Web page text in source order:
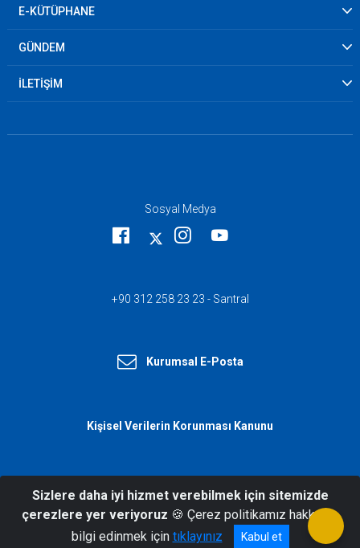
E-KÜTÜPHANE
GÜNDEM
İLETİŞİM
Sosyal Medya
+90 312 258 23 23 - Santral
Kurumsal E-Posta
Kişisel Verilerin Korunması Kanunu
© 2026 T.C. İçişleri Bakanlığı Afet ve
Acil Durum Yönetimi Başkanlığı
Sizlere daha iyi hizmet verebilmek için sitemizde
çerezlere yer veriyoruz 🍪 Çerez politikamız hakkında
bilgi edinmek için tıklayınız Kabul et